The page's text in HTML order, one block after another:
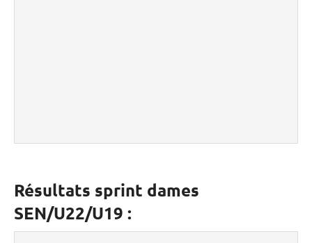
Résultats sprint dames
SEN/U22/U19 :